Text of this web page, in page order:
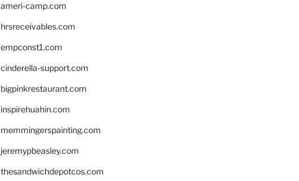
ameri-camp.com
hrsreceivables.com
empconst1.com
cinderella-support.com
bigpinkrestaurant.com
inspirehuahin.com
memmingerspainting.com
jeremypbeasley.com
thesandwichdepotcos.com